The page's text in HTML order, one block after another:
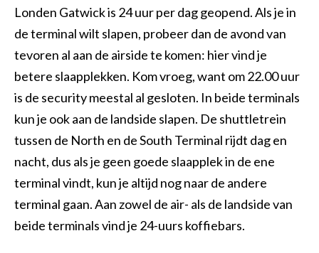
Londen Gatwick is 24 uur per dag geopend. Als je in
de terminal wilt slapen, probeer dan de avond van
tevoren al aan de airside te komen: hier vind je
betere slaapplekken. Kom vroeg, want om 22.00 uur
is de security meestal al gesloten. In beide terminals
kun je ook aan de landside slapen. De shuttletrein
tussen de North en de South Terminal rijdt dag en
nacht, dus als je geen goede slaapplek in de ene
terminal vindt, kun je altijd nog naar de andere
terminal gaan. Aan zowel de air- als de landside van
beide terminals vind je 24-uurs koffiebars.